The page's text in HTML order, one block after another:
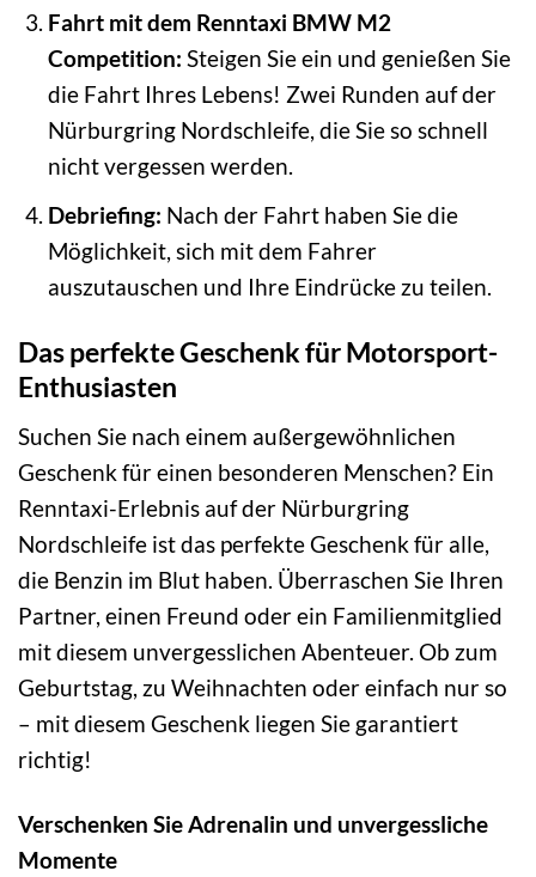
Fahrt mit dem Renntaxi BMW M2
Competition: Steigen Sie ein und genießen Sie
die Fahrt Ihres Lebens! Zwei Runden auf der
Nürburgring Nordschleife, die Sie so schnell
nicht vergessen werden.
Debriefing: Nach der Fahrt haben Sie die
Möglichkeit, sich mit dem Fahrer
auszutauschen und Ihre Eindrücke zu teilen.
Das perfekte Geschenk für Motorsport-
Enthusiasten
Suchen Sie nach einem außergewöhnlichen
Geschenk für einen besonderen Menschen? Ein
Renntaxi-Erlebnis auf der Nürburgring
Nordschleife ist das perfekte Geschenk für alle,
die Benzin im Blut haben. Überraschen Sie Ihren
Partner, einen Freund oder ein Familienmitglied
mit diesem unvergesslichen Abenteuer. Ob zum
Geburtstag, zu Weihnachten oder einfach nur so
– mit diesem Geschenk liegen Sie garantiert
richtig!
Verschenken Sie Adrenalin und unvergessliche
Momente